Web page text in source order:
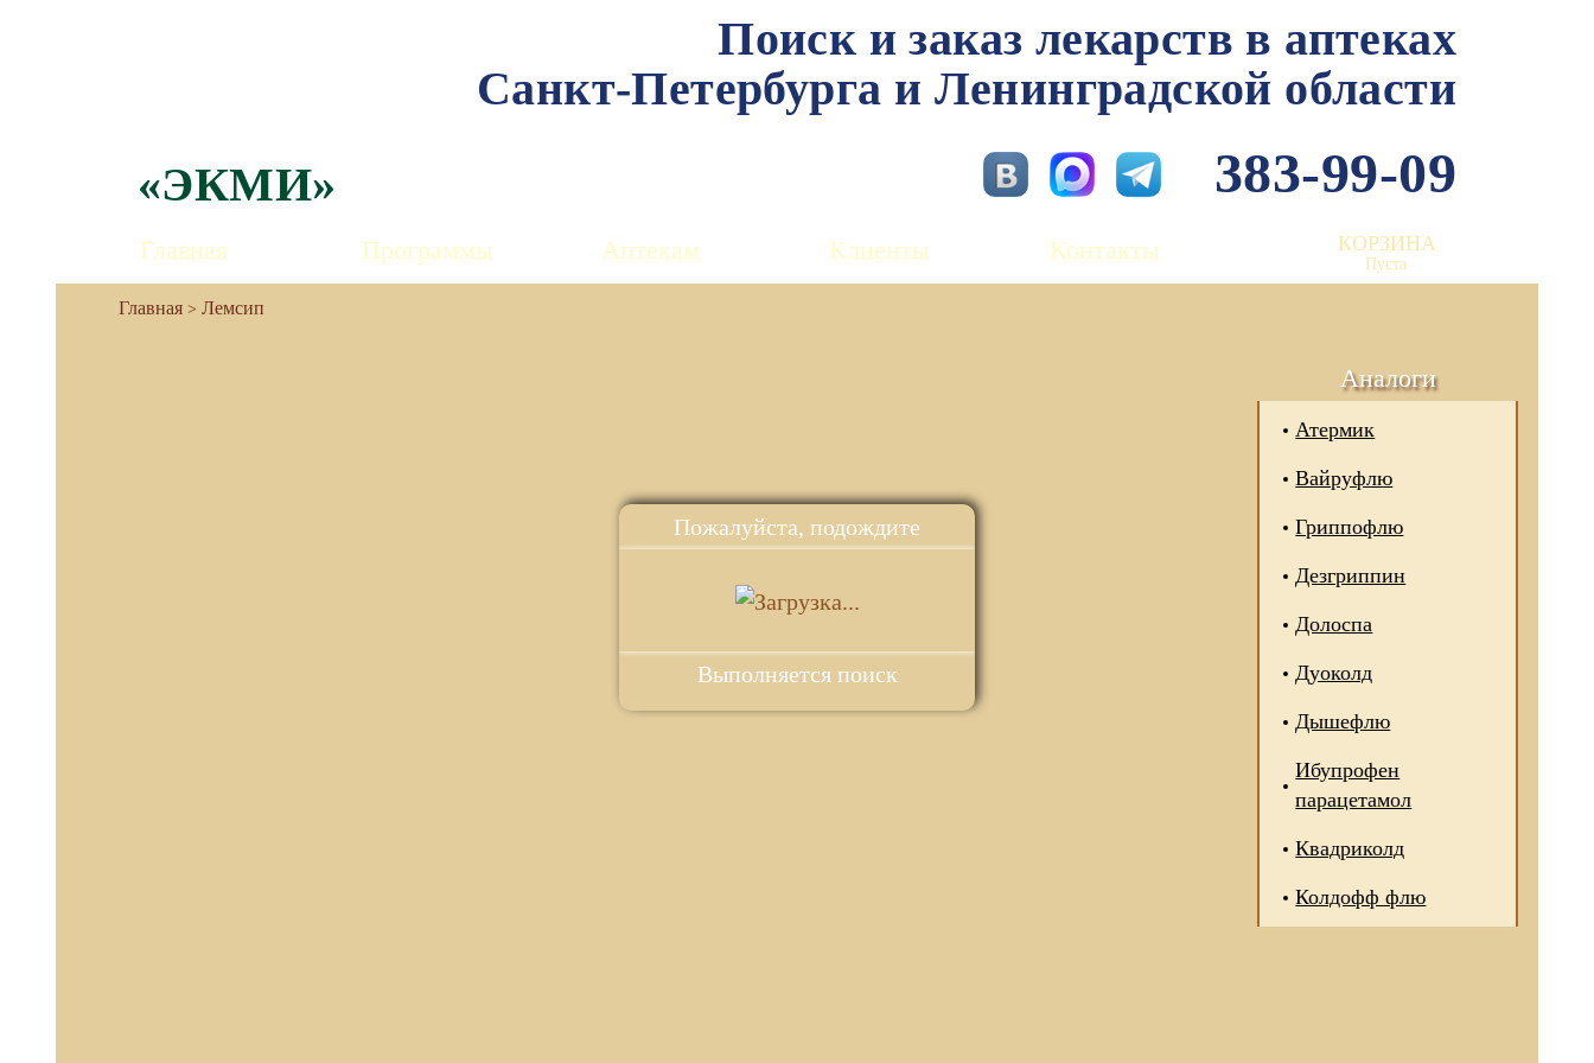
Пожалуйста, подождите
Выполняется поиск
Поиск и заказ лекарств в аптеках
Санкт-Петербурга и Ленинградской области
383-99-09
«ЭКМИ»
Главная Программы Аптекам Клиенты Контакты КОРЗИНА
Пуста
Лемсип
Аналоги
Атермик
Вайруфлю
Гриппофлю
Дезгриппин
Долоспа
Дуоколд
Дышефлю
Ибупрофен
парацетамол
Квадриколд
Колдофф флю